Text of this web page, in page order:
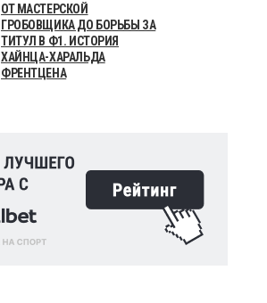
ОТ МАСТЕРСКОЙ
ГРОБОВЩИКА ДО БОРЬБЫ ЗА
ТИТУЛ В Ф1. ИСТОРИЯ
ХАЙНЦА-ХАРАЛЬДА
ФРЕНТЦЕНА